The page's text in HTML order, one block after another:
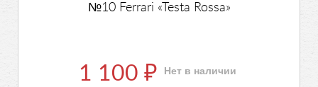
№10 Ferrari «Testa Rossa»
1 100 ₽ Нет в наличии